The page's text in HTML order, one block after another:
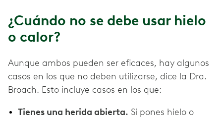
¿Cuándo no se debe usar hielo
o calor?
Aunque ambos pueden ser eficaces, hay algunos
casos en los que no deben utilizarse, dice la Dra.
Broach. Esto incluye casos en los que:
Tienes una herida abierta. Si pones hielo o